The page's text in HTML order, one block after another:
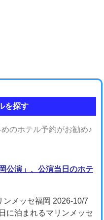
を探す
のホテル予約がお勧め♪
公演」、公演当日のホテ
メッセ福岡 2026-10/7
に泊まれるマリンメッセ